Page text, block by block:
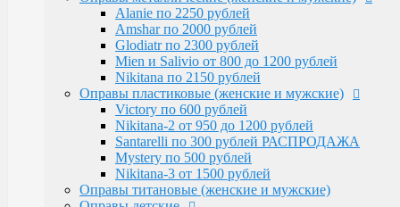
Santarelli по 300 рублей РАСПРОДАЖА
Mystery по 500 рублей
Nikitana-3 от 1500 рублей
Оправы титановые (женские и мужские)
Оправы детские
Пластиковые Arezig, Nikitana, Pink Dream,
Силиконовые с силиконовым шнурком и
Силиконовые и пластиковые Nikitana,
Пластиковые антивандальные Nikitana от 1100
РАСПРОДАЖА детских оправ от 250 рублей
Металлические Детские от 600 до 3500 рублей
Оправы под линзы с большими диоптриями по 1200
Футляры
Alanie по 2250 рублей
Amshar по 2000 рублей
Glodiatr по 2300 рублей
Mien и Salivio от 800 до 1200 рублей
Nikitana по 2150 рублей
Оправы пластиковые (женские и мужские)
Victory по 600 рублей
Nikitana-2 от 950 до 1200 рублей
Santarelli по 300 рублей РАСПРОДАЖА
Mystery по 500 рублей
Nikitana-3 от 1500 рублей
Оправы титановые (женские и мужские)